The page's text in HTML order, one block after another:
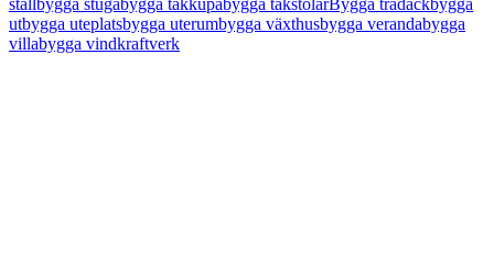
stallbygga stugabygga takkupabygga takstolarBygga trädäckbygga
utbygga uteplatsbygga uterumbygga växthusbygga verandabygga
villabygga vindkraftverk